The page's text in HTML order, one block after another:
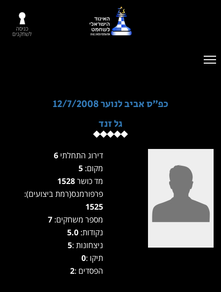
כניסה
לשחקנים
כפ"ס אביב לנוער 12/7/2008
גל זנד
דירוג התחלתי
מקום:
מד כושר
פרפורמנס(רמת ביצועים):
1525
מספר משחקים:
נקודות: 5.0
ניצחונות :5
תיקו :0
הפסדים :2